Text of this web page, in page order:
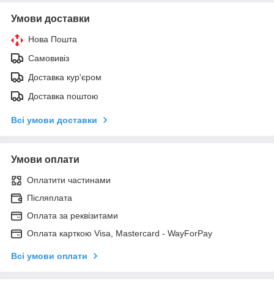
Умови доставки
Нова Пошта
Самовивіз
Доставка кур'єром
Доставка поштою
Всі умови доставки
Умови оплати
Оплатити частинами
Післяплата
Оплата за реквізитами
Оплата карткою Visa, Mastercard - WayForPay
Всі умови оплати